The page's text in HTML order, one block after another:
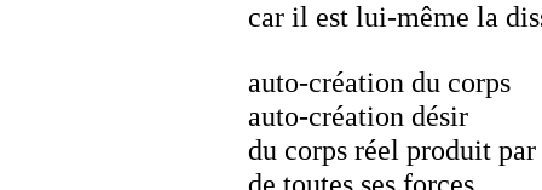
car il est lui-même la
auto-création du corps
auto-création désir
du corps réel produit